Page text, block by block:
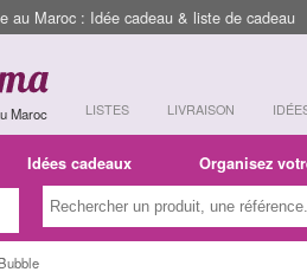
au Maroc : Idée cadeau & liste de cadeau
Maroc LISTES LIVRAISON
Idées cadeaux Organisez